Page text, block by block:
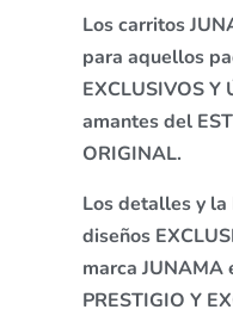
Los carritos
para aquellos
EXCLUSIVOS Y
amantes del
ORIGINAL.
Los detalles y
diseños
marca JUNAMA
PRESTIGIO Y